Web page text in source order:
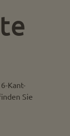
Kant-
Sie